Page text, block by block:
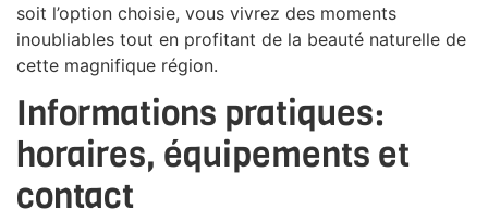
soit l’option choisie, vous vivrez des moments
inoubliables tout en profitant de la beauté naturelle de
cette magnifique région.
Informations pratiques:
horaires, équipements et
contact